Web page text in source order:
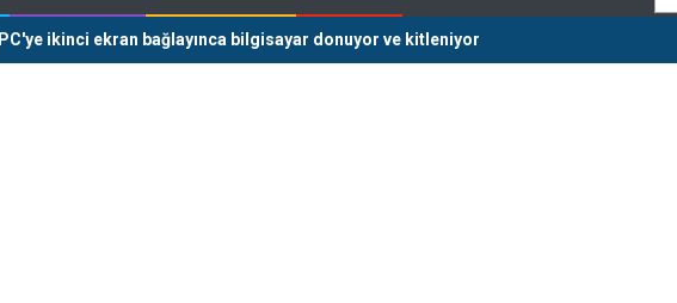
PC'ye ikinci ekran bağlayınca bilgisayar donuyor ve kitleniyor